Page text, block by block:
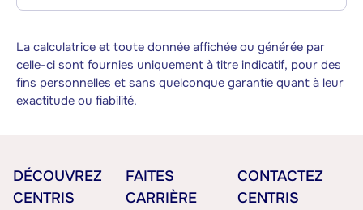
La calculatrice et toute donnée affichée ou générée par
celle-ci sont fournies uniquement à titre indicatif, pour des
fins personnelles et sans quelconque garantie quant à leur
exactitude ou fiabilité.
DÉCOUVREZ
CENTRIS
FAITES
CARRIÈRE
CONTACTEZ
CENTRIS